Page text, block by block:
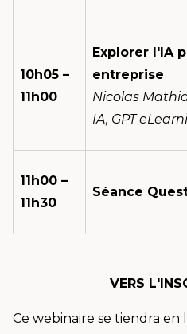
10h05 –
11h00
Explorer l'IA
entreprise
Nicolas
IA, GPT
11h00 –
11h30
Séance
VERS
Ce webinaire se tiendra en